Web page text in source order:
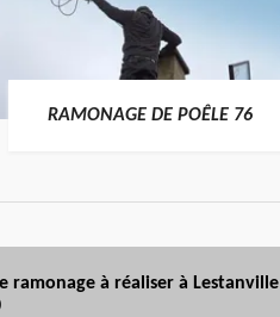
RAMONAGE DE POÊLE 76
ramonage à réaliser à Lestanville